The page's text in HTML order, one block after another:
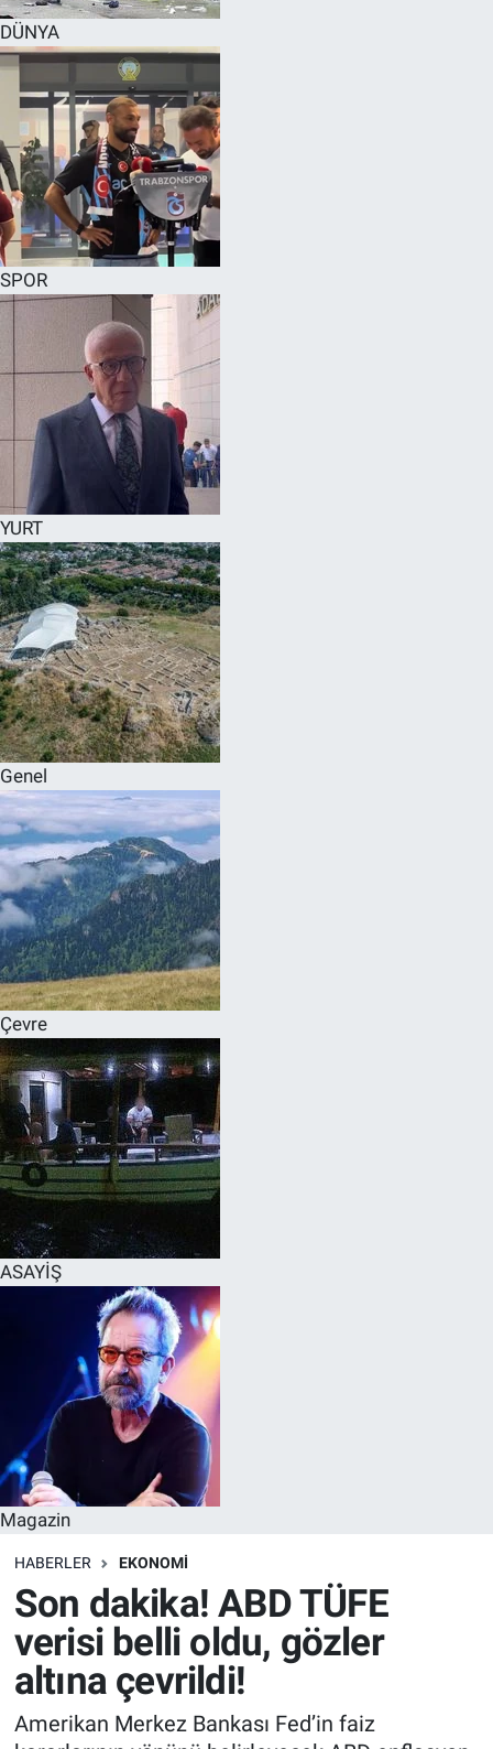
DÜNYA
SPOR
YURT
Genel
Çevre
ASAYİŞ
Magazin
HABERLER EKONOMI
Son dakika! ABD TÜFE
verisi belli oldu, gözler
altına çevrildi!
Amerikan Merkez Bankası Fed’in faiz